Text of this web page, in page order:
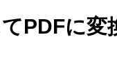
PDFに変